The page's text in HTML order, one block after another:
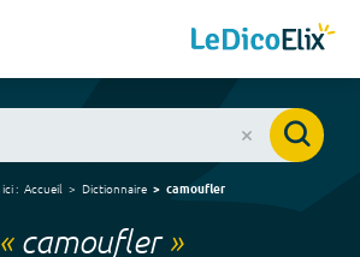
: Accueil Dictionnaire camoufler
« camoufler»